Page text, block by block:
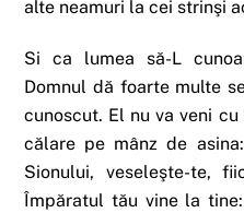
alte neamuri la cei strinşi
Si ca lumea să-L
Domnul dă foarte multe
cunoscut. El nu va veni
călare pe mânz de
Sionului, veseleşte-te,
Împăratul tău vine la